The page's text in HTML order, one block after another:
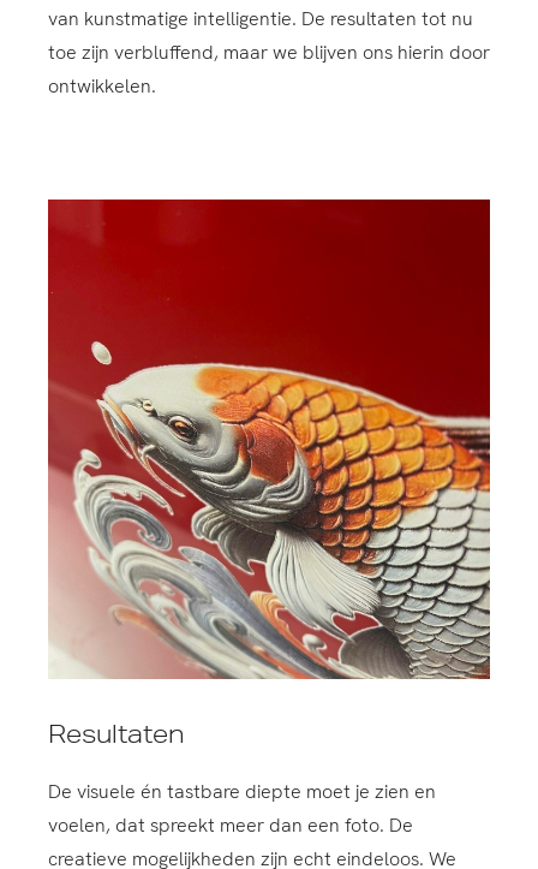
van kunstmatige intelligentie. De resultaten tot nu
toe zijn verbluffend, maar we blijven ons hierin door
ontwikkelen.
Resultaten
De visuele én tastbare diepte moet je zien en
voelen, dat spreekt meer dan een foto. De
creatieve mogelijkheden zijn echt eindeloos. We